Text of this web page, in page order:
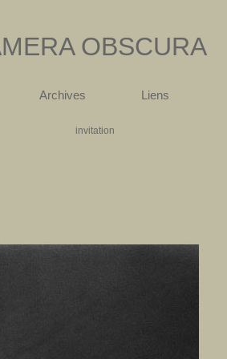
OBSCURA
Archives Liens
invitation